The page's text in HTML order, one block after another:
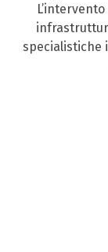
specialistiche